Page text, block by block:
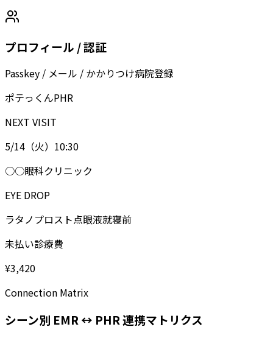
プロフィール / 認証
Passkey / メール / かかりつけ病院登録
ポテっくんPHR
NEXT VISIT
5/14（火）10:30
○○眼科クリニック
EYE DROP
ラタノプロスト点眼液就寝前
未払い診療費
¥3,420
Connection Matrix
シーン別 EMR ↔ PHR 連携マトリクス